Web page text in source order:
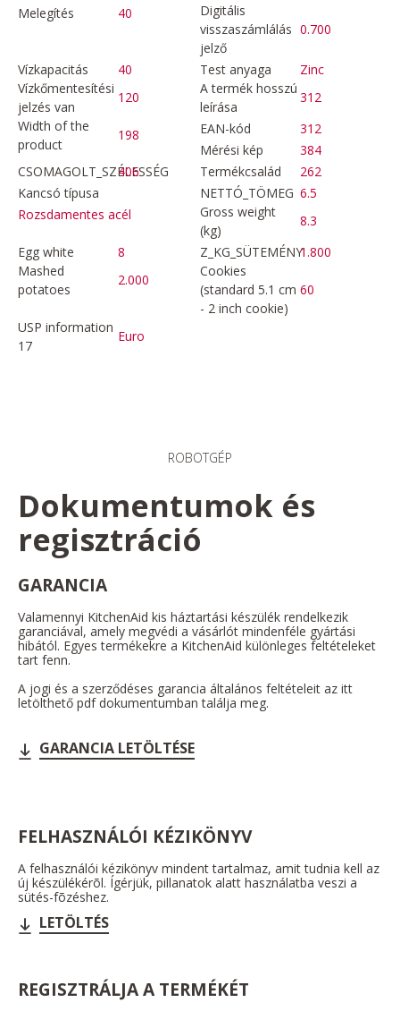
Melegítés 40
Digitális
visszaszámlálás
jelző
0.700
Vízkapacitás 40 Test anyaga
Zinc
Vízkőmentesítési
jelzés van
120
A termék hosszú
leírása
312
Width of the
product
198 EAN-kód
312
Mérési kép
384
CSOMAGOLT_SZÉLESSÉG
406 Termékcsalád
262
Kancsó típusa
Rozsdamentes acél
NETTÓ_TÖMEG 6.5
Gross weight
(kg)
8.3
Egg white
8 Z_KG_SÜTEMÉNY1.800
Mashed
potatoes
2.000
Cookies
(standard 5.1 cm
- 2 inch cookie)
60
USP information
17
Euro
ROBOTGÉP
Dokumentumok és
regisztráció
GARANCIA
Valamennyi KitchenAid kis háztartási készülék rendelkezik
garanciával, amely megvédi a vásárlót mindenféle gyártási
hibától. Egyes termékekre a KitchenAid különleges feltételeket
tart fenn.
A jogi és a szerződéses garancia általános feltételeit az itt
letölthető pdf dokumentumban találja meg.
GARANCIA LETÖLTÉSE
FELHASZNÁLÓI KÉZIKÖNYV
A felhasználói kézikönyv mindent tartalmaz, amit tudnia kell az
új készülékérõl. Ígérjük, pillanatok alatt használatba veszi a
sütés-fõzéshez.
LETÖLTÉS
REGISZTRÁLJA A TERMÉKÉT